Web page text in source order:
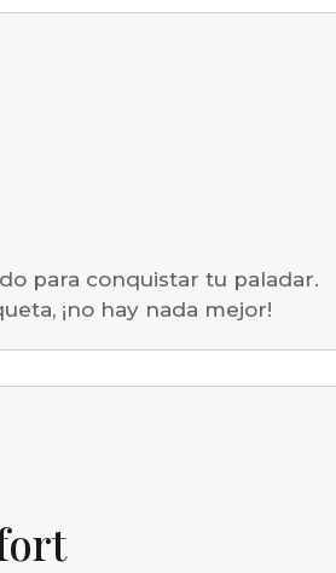
para conquistar tu paladar.
¡no hay nada mejor!